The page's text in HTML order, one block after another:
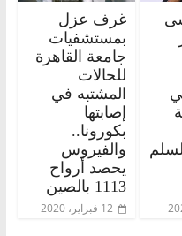
غرف عزل
بمستشفيات
جامعة القاهرة
للحالات
المشتبه في
إصابتها
بكورونا..
والفيروس
يحصد أرواح
1113 بالصين
12 فبراير، 2020